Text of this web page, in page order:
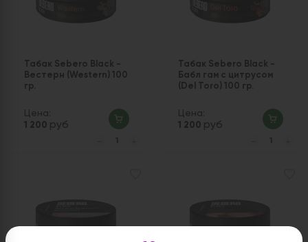
Табак Sebero Black -
Вестерн (Western) 100
гр.
Цена:
1 200 руб
Табак Sebero Black -
Бабл гам с цитрусом
(Del Toro) 100 гр.
Цена:
1 200 руб